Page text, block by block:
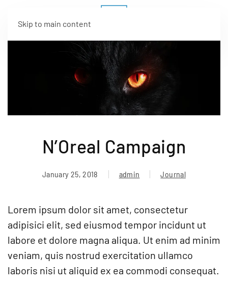
Skip to main content
N’Oreal Campaign
January 25, 2018 admin Journal
Lorem ipsum dolor sit amet, consectetur
adipisici elit, sed eiusmod tempor incidunt ut
labore et dolore magna aliqua. Ut enim ad minim
veniam, quis nostrud exercitation ullamco
laboris nisi ut aliquid ex ea commodi consequat.